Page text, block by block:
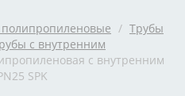
/ Трубы
с внутренним
с внутренним
SPK